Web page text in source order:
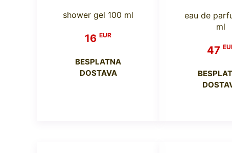
shower gel 100 ml
16 EUR
BESPLATNA
DOSTAVA
eau de
ml
47